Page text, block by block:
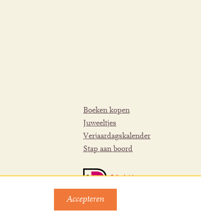
Boeken kopen
Juweeltjes
Verjaardagskalender
Stap aan boord
Accepteren